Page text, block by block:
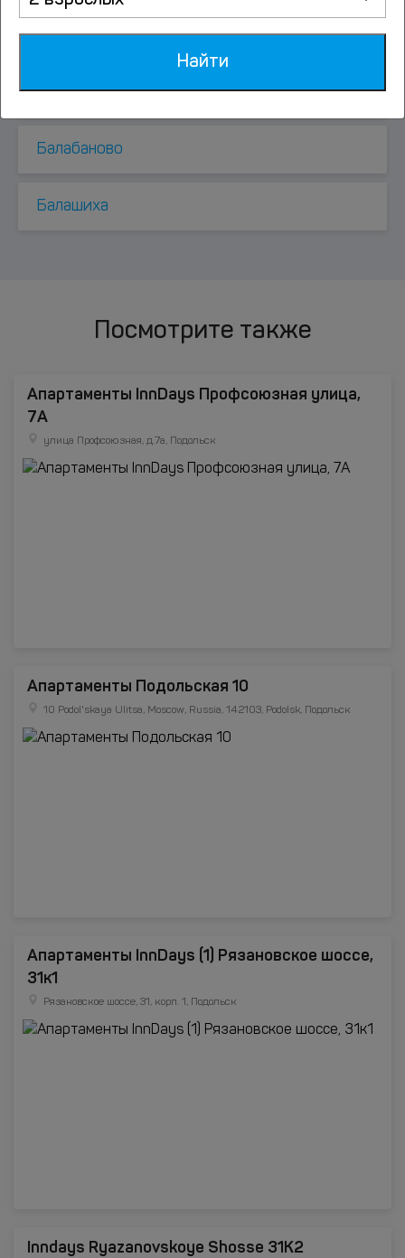
Афанасовка
Ашукино
Балабаново
Балашиха
Посмотрите также
Апартаменты InnDays Профсоюзная улица,
7А
улица Профсоюзная, д.7а, Подольск
Апартаменты Подольская 10
10 Podol'skaya Ulitsa, Moscow, Russia, 142103, Podolsk, Подольск
Апартаменты InnDays (1) Рязановское шоссе,
31к1
Рязановское шоссе, 31, корп. 1, Подольск
Inndays Ryazanovskoye Shosse 31K2
Найти